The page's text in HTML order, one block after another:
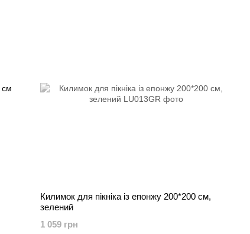
Килимок для пікніка із епонжу 200*200 см,
зелений
1 059 грн